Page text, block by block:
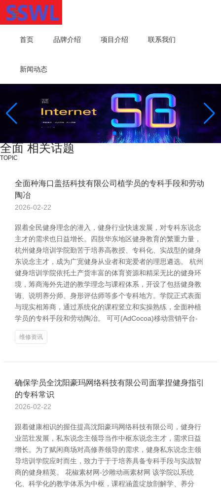
首页 品牌介绍 项目介绍 联系我们
新闻动态
全面 相关话题
TOPIC
全面种海口盖括科技有限公司植学员的专科手段和劳动
陶冶
2026-02-22
跟着全民健身理念的潜入，健身行业快速发展，对专科东说念
主才的需求也日益增长。四肢华东地区健身教育的繁重力量，
杭州健身培训学院勤苦于培养高教授、专科化、实战型的健身
东说念主才，成为广宽健身从业者和宠爱者的理思遴选。 杭州
健身培训学院依托土产货丰富的体育资源和精采无比的健身环
境，筹商海外先进的教学理念与课程体系，开设了包括健身教
诲、说明养分师、身形评估师等多个专科地方。学院正式表面
与现实相筹商，通过系统化的课程竖立和实操熟练，全面种植
学员的专科手段和劳动陶冶。 可可(AdCocoa)移动营销平台-
维修资讯
确保学员全沈阳豪玛网络科技有限公司面掌捏健身指引
的专科常识
2026-02-22
跟着健康相识的握住提高沈阳豪玛网络科技有限公司，健身行
业茁壮发展，私东说念主领导当作中枢东说念主才，需求日益
增长。为了赋闲商场对高修养领导的需求，健身私东说念主领
导培训学院应时而生，致力于于于培养具备专科手段与实战智
商的健身精英。 花椒素材网-沙雕动画素材网 该学院以系统
化、科学化的教学体系为中枢，课程涵盖绽放剖解学、养分